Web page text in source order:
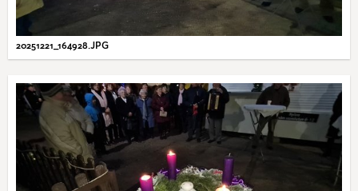
20251221_164928.JPG